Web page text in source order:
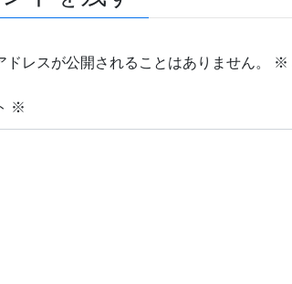
ドレスが公開されることはありません。 ※
※